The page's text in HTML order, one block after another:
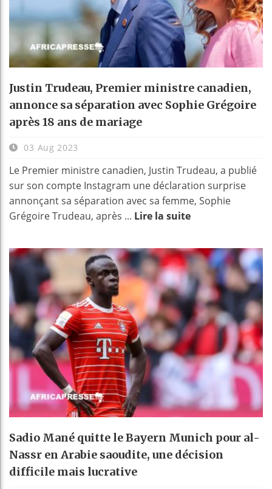
Justin Trudeau, Premier ministre canadien,
annonce sa séparation avec Sophie Grégoire
après 18 ans de mariage
03 Aug 2023
Le Premier ministre canadien, Justin Trudeau, a publié
sur son compte Instagram une déclaration surprise
annonçant sa séparation avec sa femme, Sophie
Grégoire Trudeau, après ... Lire la suite
Sadio Mané quitte le Bayern Munich pour al-
Nassr en Arabie saoudite, une décision
difficile mais lucrative